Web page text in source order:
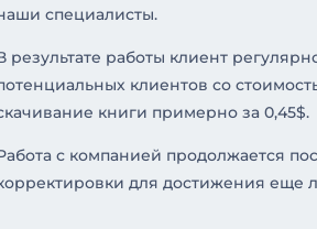
специалисты.
результате работы клиент
клиентов со
книги примерно за 0,45$.
с компанией продолжается
для достижения еще